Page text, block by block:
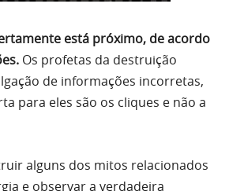
está próximo, de acordo
Os profetas da destruição
de informações incorretas,
para eles são os cliques e não a
alguns dos mitos relacionados
e observar a verdadeira